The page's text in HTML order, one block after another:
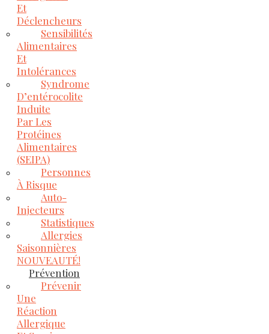
Et
Déclencheurs
Sensibilités
Alimentaires
Et
Intolérances
Syndrome
D’entérocolite
Induite
Par Les
Protéines
Alimentaires
(SEIPA)
Personnes
À Risque
Auto-
Injecteurs
Statistiques
Allergies
Saisonnières
NOUVEAUTÉ!
Prévention
Prévenir
Une
Réaction
Allergique